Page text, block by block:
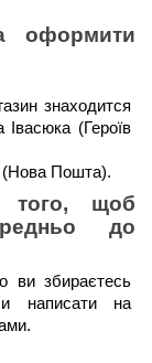
оформити
знаходится
(Героїв
(Нова Пошта).
того, щоб
до
ви збираєтесь
написати на